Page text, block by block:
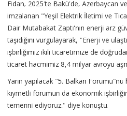
Fidan, 2025'te Bakü'de, Azerbaycan ve
imzalanan "Yeşil Elektrik İletimi ve
Dair Mutabakat Zaptı'nın enerji arz
taşıdığını vurgulayarak, "Enerji ve
işbirliğimiz ikili ticaretimize de
ticaret hacmimiz 8,4 milyar avroyu
Yarın yapılacak "5. Balkan
kıymetli forumun da ekonomik
temenni ediyoruz." diye konuştu.